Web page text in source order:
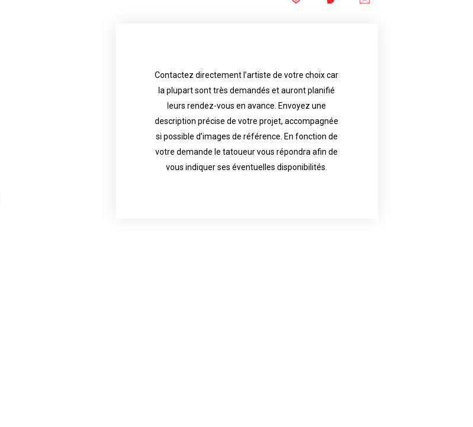
Contactez directement l’artiste de votre choix car
la plupart sont très demandés et auront planifié
leurs rendez-vous en avance. Envoyez une
description précise de votre projet, accompagnée
si possible d’images de référence. En fonction de
votre demande le tatoueur vous répondra afin de
vous indiquer ses éventuelles disponibilités.
Contact directly the artist of your choice because
most are in great demand and will have planned
their appointments in advance. Send an accurate
description of your project, if possible attached
with reference images. Depending your request,
the tattoo artist will answer to tell you his
availability.